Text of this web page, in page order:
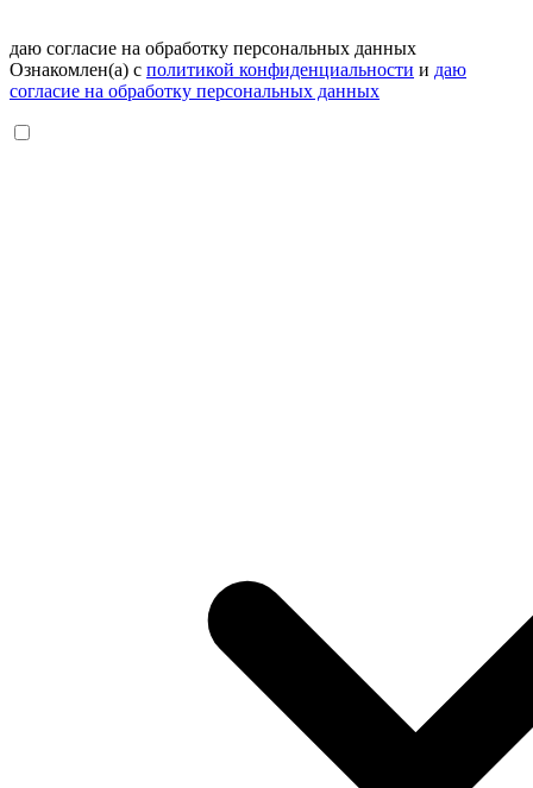
даю согласие на обработку персональных данных
Ознакомлен(а) с политикой конфиденциальности и даю
согласие на обработку персональных данных